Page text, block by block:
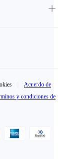
Acuerdo de
y condiciones de